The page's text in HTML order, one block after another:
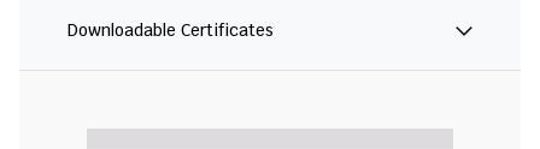
Downloadable Certificates